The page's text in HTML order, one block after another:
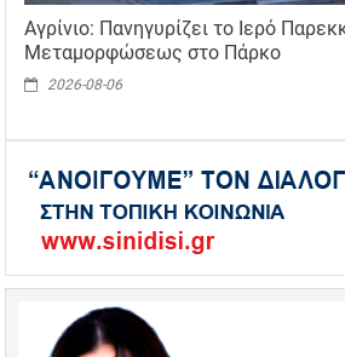
Αγρίνιο: Πανηγυρίζει το Ιερό
Μεταμορφώσεως στο Πάρκο
2026-08-06